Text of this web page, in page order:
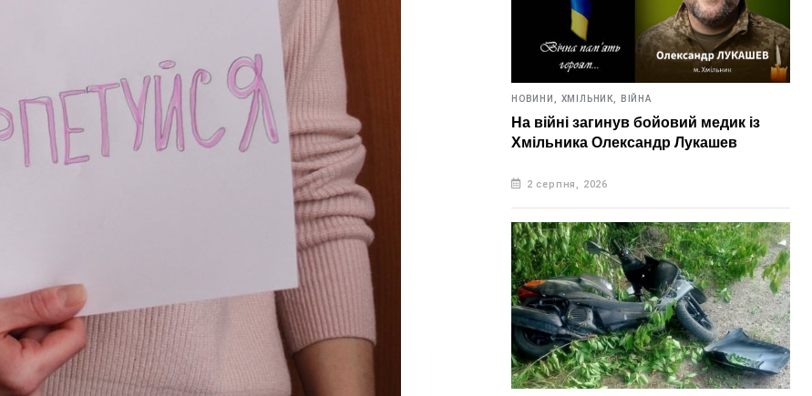
НОВИНИ, ХМІЛЬНИК, ВІЙНА
На війні загинув бойовий медик із
Хмільника Олександр Лукашев
2 серпня, 2026